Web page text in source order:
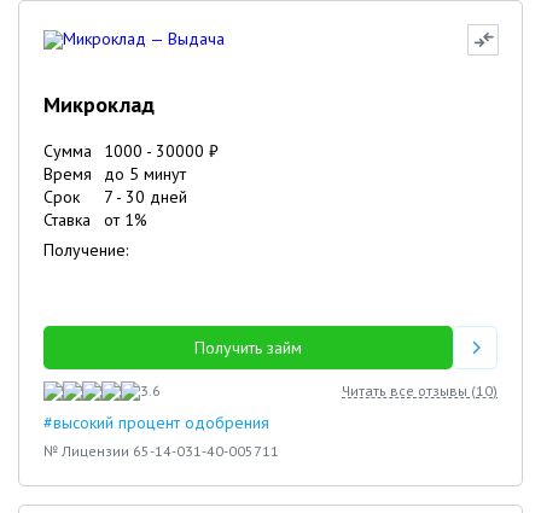
Микроклад
Сумма 1000 - 30000 ₽
Время
до 5 минут
Срок
7 - 30 дней
Ставка
от 1%
Получение:
Получить займ
3.6 Читать все отзывы (10)
#высокий процент одобрения
№ Лицензии 65-14-031-40-005711